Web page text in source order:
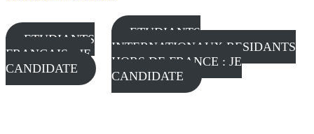
ETUDIANTS
FRANÇAIS : JE
CANDIDATE
ETUDIANTS
INTERNATIONAUX RESIDANTS
HORS DE FRANCE : JE
CANDIDATE